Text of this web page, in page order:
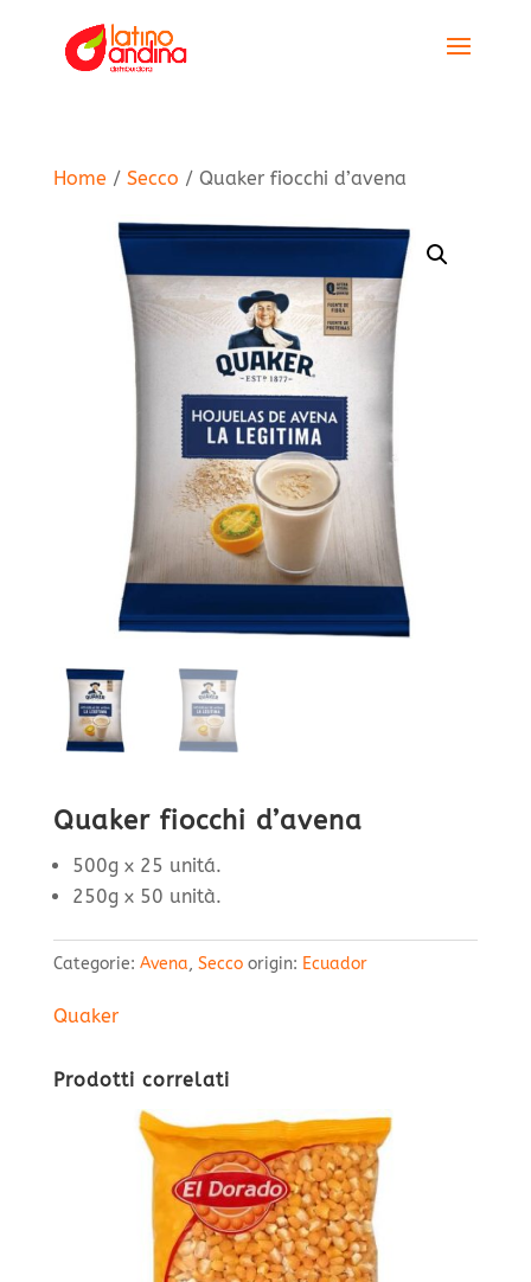
Home / Secco / Quaker fiocchi d’avena
Quaker fiocchi d’avena
500g x 25 unitá.
250g x 50 unità.
Categorie: Avena, Secco origin: Ecuador
Quaker
Prodotti correlati